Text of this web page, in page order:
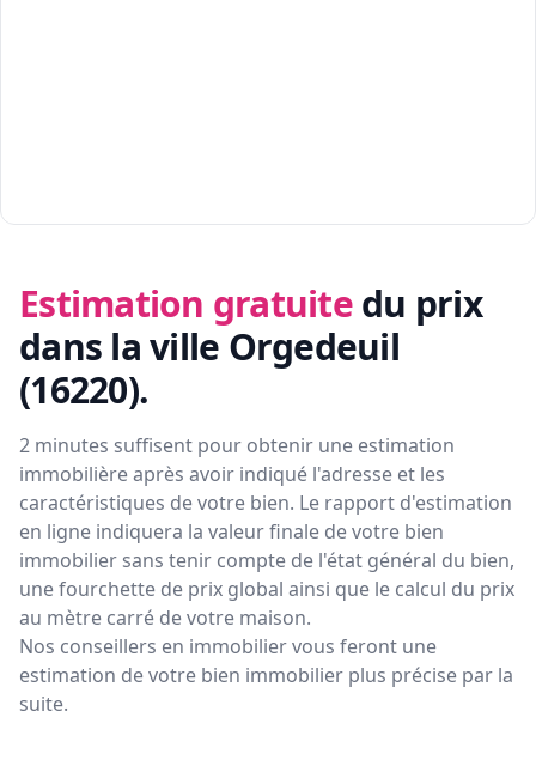
Estimation gratuite du prix
dans la ville Orgedeuil
(16220).
2 minutes suffisent pour obtenir une estimation
immobilière après avoir indiqué l'adresse et les
caractéristiques de votre bien. Le rapport d'estimation
en ligne indiquera la valeur finale de votre bien
immobilier sans tenir compte de l'état général du bien,
une fourchette de prix global ainsi que le calcul du prix
au mètre carré de votre maison.
Nos conseillers en immobilier vous feront une
estimation de votre bien immobilier plus précise par la
suite.